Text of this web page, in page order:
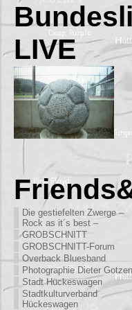
LIVE
Die gestiefelten Zwerge –
Rock as it´s best –
GROBSCHNITT
GROBSCHNITT-Forum
Overback Bluesband
Photographie Dieter Gotzen
Stadt Hückeswagen
Stadtkulturverband
Hückeswagen